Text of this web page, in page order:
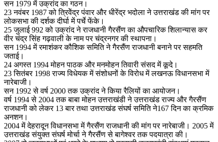
सन 1979 में उक्रांद का गठन।
23 नवंबर 1987 को त्रिवेेंद्र पंवार और धीरेंद्र भदोला ने उत्तराखंड की मांग पर
लोकसभा की दर्शक दीर्घा में पर्चे फेंके।
25 जुलाई 992 को उक्रांद ने राजधानी गैरसैंण का औपचारिक शिलान्यास कर
वीर चंद्र सिंह गढ़वाली के नाम पर चंद्रनगर की स्थापना।
सन 1994 में रमाशंकर कौशिक समिति ने गैरसैंण राजधानी बनाने पर सहमति
जताई।
24 अगस्त 1994 मोहन पाठक और मनमोहन तिवारी संसद में कूदे।
23 सितंबर 1998 राज्य विधेयक में संशोधनों के विरोध में लखनऊ विधानसभा में
नारेबाजी।
सन 1992 से वर्ष 2000 तक उक्रांद ने किया रैलियों का आयोजन।
वर्ष 1994 से 2004 तक बाबा मोहन उत्तराखंडी ने उत्तराखंड राज्य और गैरसैंण
राजधानी को लेकर 13 बार तथा उत्तराखंड संघर्ष समिति ने167 दिन का क्रमिक
अनशन।
2004 में देहरादून विधानसभा में गैरसैंण राजधानी की मांग पर नारेबाजी। 2005 में
उत्तराखंड संयुक्त संघर्ष मोर्चा ने गैरसैंण से बागेश्वर तक पदयात्रा की।